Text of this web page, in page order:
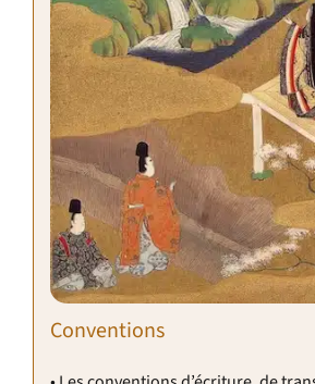
Conventions